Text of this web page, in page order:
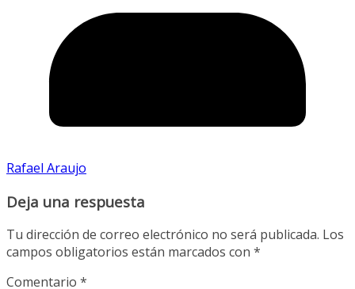
Rafael Araujo
Deja una respuesta
Tu dirección de correo electrónico no será publicada. Los
campos obligatorios están marcados con *
Comentario *